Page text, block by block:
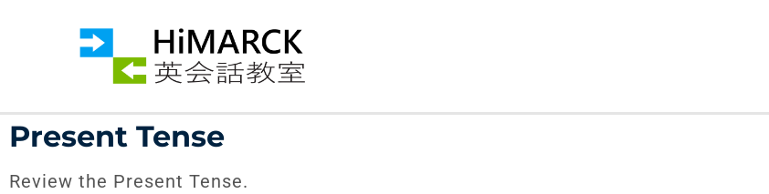
Present Tense
Review the Present Tense.